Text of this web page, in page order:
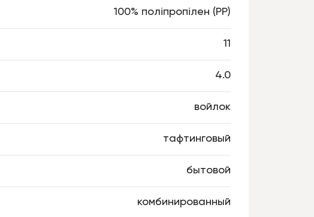
100% поліпропілен (РР)
11
4.0
войлок
тафтинговый
бытовой
комбинированный